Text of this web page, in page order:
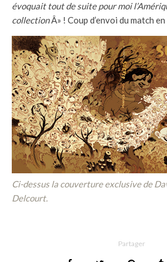
évoquait tout de suite pour moi
collectionÂ» ! Coup d’envoi du match
Ci-dessus la couverture exclusive de
Delcourt.
Partager